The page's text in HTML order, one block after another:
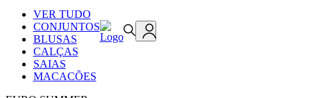
VER TUDO
CONJUNTOS
BLUSAS
CALÇAS
SAIAS
MACACÕES